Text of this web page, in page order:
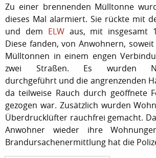
Zu einer brennenden Mülltonne
dieses Mal alarmiert. Sie rückte mit
und dem ELWaus, mit insgesamt
Diese fanden, von Anwohnern,
Mülltonnen in einem engen
zwei Straßen. Es wurden
durchgeführt und die angrenzenden
da teilweise Rauch durch geöffnete
gezogen war. Zusätzlich wurden
Überdrucklüfter rauchfrei gemacht.
Anwohner wieder ihre
Brandursachenermittlung hat die